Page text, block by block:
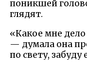
поникшей
глядят.
«Какое мне
— думала она
по свету, забуду